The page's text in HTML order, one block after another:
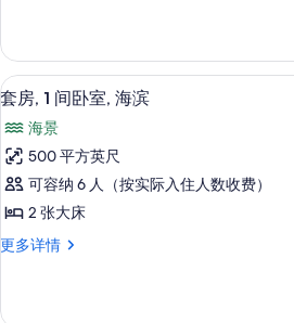
有
照
片
无
障
碍,
城
市
景
观
(Roll-
的
大
床,
无
碍,
城
市
景
观
in
显
套
房,
1
间
卧
海
高档
8
套房, 1 间卧室, 海滨
海景
500 平方英尺
可容纳 6 人（按实际入住人数收费）
2 张大床
更多详情
套